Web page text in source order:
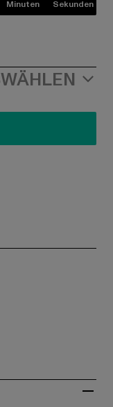
Minuten Sekunden